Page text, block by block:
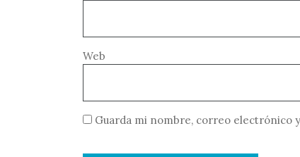
Web
Guarda mi nombre, correo electrónico